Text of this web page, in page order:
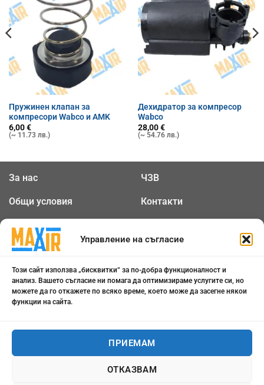
Управление на съгласие
Този сайт използва „бисквитки“ за по-добра функционалност и
анализ. Вашето съгласие ни помага да оптимизираме услугите си, но
можете да го откажете по всяко време, което може да засегне някои
функции на сайта.
ПРИЕМАМ
ОТКАЗВАМ
Пружинен клапан за
компресори Wabco и AMK
6,00€
(~ 11.73 лв.)
Дехидратор за компресор
Wabco
28,00€
(~ 54.76 лв.)
За нас
Общи условия
Политика за
поверителност
ЧЗВ
Контакти
0898 808 799
office@maxair-bg.com
Понеделник - Петък от